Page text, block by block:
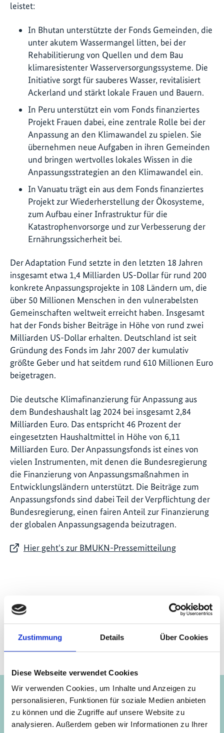
Zustimmung Details Über Cookies
Diese Webseite verwendet Cookies
Wir verwenden Cookies, um Inhalte und Anzeigen zu
personalisieren, Funktionen für soziale Medien anbieten
zu können und die Zugriffe auf unsere Website zu
analysieren. Außerdem geben wir Informationen zu Ihrer
leistet:
In Bhutan unterstützte der Fonds Gemeinden, die
unter akutem Wassermangel litten, bei der
Rehabilitierung von Quellen und dem Bau
klimaresistenter Wasserversorgungssysteme. Die
Initiative sorgt für sauberes Wasser, revitalisiert
Ackerland und stärkt lokale Frauen und Bauern.
In Peru unterstützt ein vom Fonds finanziertes
Projekt Frauen dabei, eine zentrale Rolle bei der
Anpassung an den Klimawandel zu spielen. Sie
übernehmen neue Aufgaben in ihren Gemeinden
und bringen wertvolles lokales Wissen in die
Anpassungsstrategien an den Klimawandel ein.
In Vanuatu trägt ein aus dem Fonds finanziertes
Projekt zur Wiederherstellung der Ökosysteme,
zum Aufbau einer Infrastruktur für die
Katastrophenvorsorge und zur Verbesserung der
Ernährungssicherheit bei.
Der Adaptation Fund setzte in den letzten 18 Jahren
insgesamt etwa 1,4 Milliarden US-Dollar für rund 200
konkrete Anpassungsprojekte in 108 Ländern um, die
über 50 Millionen Menschen in den vulnerabelsten
Gemeinschaften weltweit erreicht haben. Insgesamt
hat der Fonds bisher Beiträge in Höhe von rund zwei
Milliarden US-Dollar erhalten. Deutschland ist seit
Gründung des Fonds im Jahr 2007 der kumulativ
größte Geber und hat seitdem rund 610 Millionen Euro
beigetragen.
Die deutsche Klimafinanzierung für Anpassung aus
dem Bundeshaushalt lag 2024 bei insgesamt 2,84
Milliarden Euro. Das entspricht 46 Prozent der
eingesetzten Haushaltmittel in Höhe von 6,11
Milliarden Euro. Der Anpassungsfonds ist eines von
vielen Instrumenten, mit denen die Bundesregierung
die Finanzierung von Anpassungsmaßnahmen in
Entwicklungsländern unterstützt. Die Beiträge zum
Anpassungsfonds sind dabei Teil der Verpflichtung der
Bundesregierung, einen fairen Anteil zur Finanzierung
der globalen Anpassungsagenda beizutragen.
Hier geht's zur BMUKN-Pressemitteilung
Seite teilen
https://www.international-climate-
initiative.com/NEWS3427
Projekt
Anpassungsfonds